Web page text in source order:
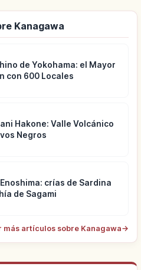
Kanagawa
de Yokohama: el Mayor
con 600 Locales
Hakone: Valle Volcánico
Negros
crías de Sardina
de Sagami
más artículos sobre Kanagawa→